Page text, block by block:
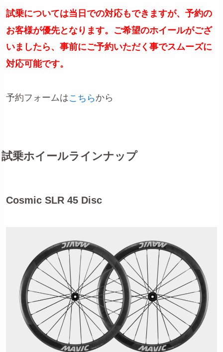
試乗については当日での対応もできますが、予約の
お客様が優先となります。ご希望のホイールがござ
いましたら、事前にご予約いただく事でスムーズに
対応可能です。
予約フォームはこちら から
試乗ホイールラインナップ
Cosmic SLR 45 Disc